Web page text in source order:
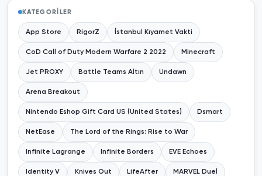
KATEGORILER
App Store RigorZ İstanbul Kıyamet Vakti
CoD Call of Duty Modern Warfare 2 2022 Minecraft
Jet PROXY Battle Teams Altın Undawn
Arena Breakout
Nintendo Eshop Gift Card US (United States) Dsmart
NetEase The Lord of the Rings: Rise to War
Infinite Lagrange Infinite Borders EVE Echoes
Identity V Knives Out LifeAfter MARVEL Duel